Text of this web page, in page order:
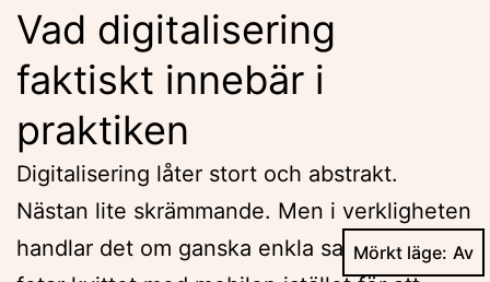
Vad digitalisering
faktiskt innebär i
praktiken
Digitalisering låter stort och abstrakt.
Nästan lite skrämmande. Men i verkligheten
handlar det om ganska enkla saker. Att du
Mörkt läge: